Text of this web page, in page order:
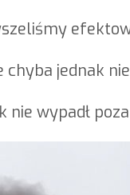
chyba jednak
nie wypadł